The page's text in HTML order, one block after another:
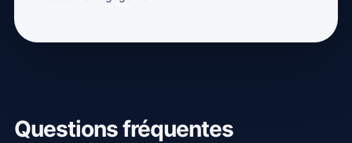
Questions fréquentes